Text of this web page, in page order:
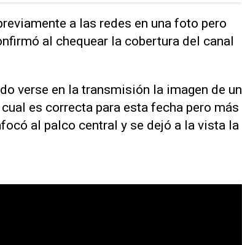
a las redes en una foto pero
al chequear la cobertura del canal
verse en la transmisión la imagen de un
es correcta para esta fecha pero más
al palco central y se dejó a la vista la